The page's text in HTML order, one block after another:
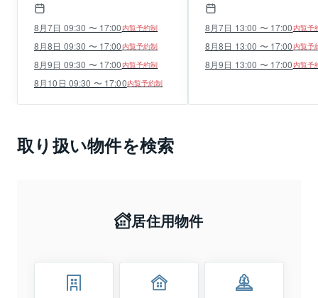
8月7日 09:30 〜 17:00 内覧予約制
8月8日 09:30 〜 17:00 内覧予約制
8月9日 09:30 〜 17:00 内覧予約制
8月10日 09:30 〜 17:00内覧予約制
8月7日 13:00 〜 17:00 内覧予
8月8日 13:00 〜 17:00 内覧予
8月9日 13:00 〜 17:00 内覧予
取り扱い物件を検索
居住用物件